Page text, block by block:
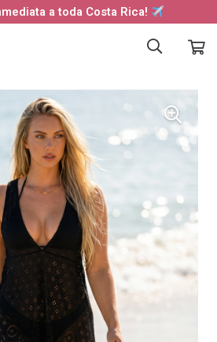
a toda Costa Rica!